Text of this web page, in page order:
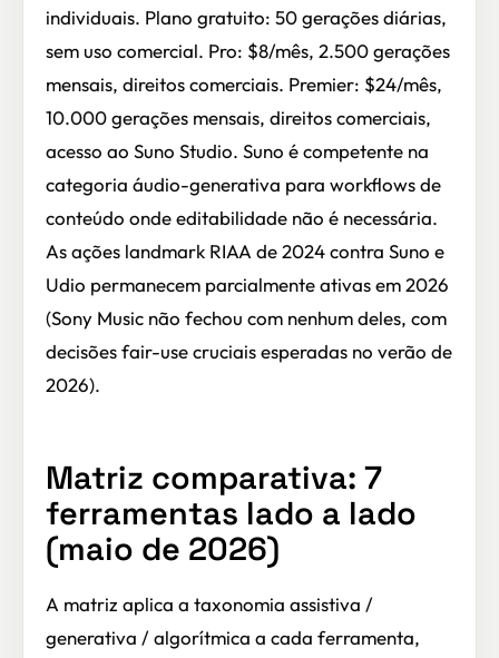
individuais. Plano gratuito: 50 gerações diárias,
sem uso comercial. Pro: $8/mês, 2.500 gerações
mensais, direitos comerciais. Premier: $24/mês,
10.000 gerações mensais, direitos comerciais,
acesso ao Suno Studio. Suno é competente na
categoria áudio-generativa para workflows de
conteúdo onde editabilidade não é necessária.
As ações landmark RIAA de 2024 contra Suno e
Udio permanecem parcialmente ativas em 2026
(Sony Music não fechou com nenhum deles, com
decisões fair-use cruciais esperadas no verão de
2026).
Matriz comparativa: 7
ferramentas lado a lado
(maio de 2026)
A matriz aplica a taxonomia assistiva /
generativa / algorítmica a cada ferramenta,